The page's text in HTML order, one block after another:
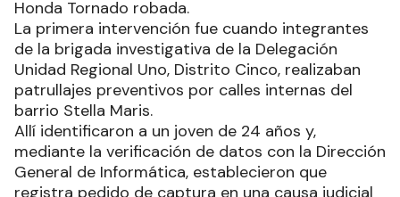
Honda Tornado robada.
La primera intervención fue cuando integrantes
de la brigada investigativa de la Delegación
Unidad Regional Uno, Distrito Cinco, realizaban
patrullajes preventivos por calles internas del
barrio Stella Maris.
Allí identificaron a un joven de 24 años y,
mediante la verificación de datos con la Dirección
General de Informática, establecieron que
registra pedido de captura en una causa judicial